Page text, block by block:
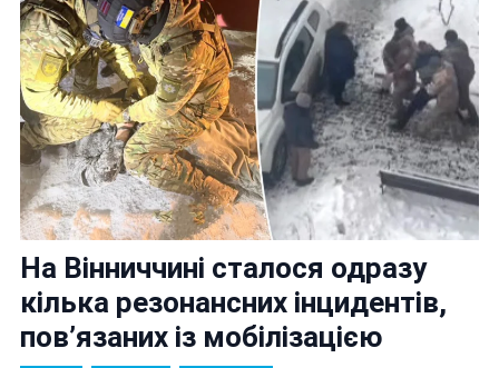
На Вінниччині сталося одразу
кілька резонансних інцидентів,
пов’язаних із мобілізацією